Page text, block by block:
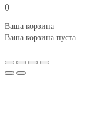
0
Ваша корзина
Ваша корзина пуста